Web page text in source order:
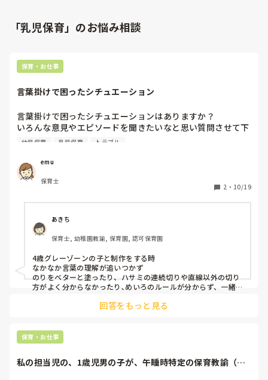
「乳児保育」のお悩み相談
保育・お仕事
言葉掛けで困ったシチュエーション
言葉掛けで困ったシチュエーションはありますか？
いろんな意見やエピソードを聞きたいなと思い質問させて下
さい！！
幼児保育 乳児保育 トラブル
emu
保育士
2 ・ 10/19
あきち
保育士, 幼稚園教諭, 保育園, 認可保育園
4歳グレーゾーンの子と制作をする時
なかなか言葉の理解が追いつかず
のりをベターと塗ったり、ハサミの連続切りや直線以外の切り
方がよく分からなかったり､めいろのルールが分からず、一緒
回答をもっと見る
保育・お仕事
私の担当児の、1歳児男の子が、午睡時特定の保育教諭（主